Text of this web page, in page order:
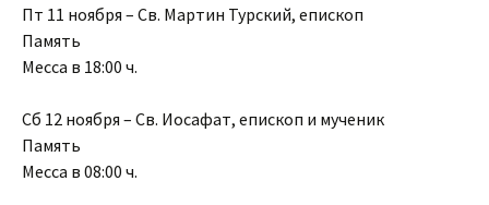
Пт 11 ноября – Св. Мартин Турский, епископ
Память
Месса в 18:00 ч.
Сб 12 ноября – Св. Иосафат, епископ и мученик
Память
Месса в 08:00 ч.